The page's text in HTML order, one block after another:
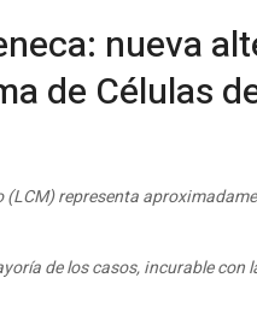
nueva
de Células
representa
de los casos, incurable